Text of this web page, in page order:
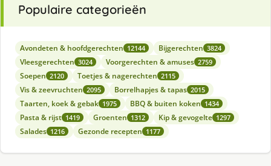
Populaire categorieën
Avondeten & hoofdgerechten 12144 Bijgerechten 3824
Vleesgerechten 3024 Voorgerechten & amuses 2759
Soepen 2120 Toetjes & nagerechten 2115
Vis & zeevruchten 2095 Borrelhapjes & tapas 2015
Taarten, koek & gebak 1975 BBQ & buiten koken 1434
Pasta & rijst 1419 Groenten 1312 Kip & gevogelte 1297
Salades 1216 Gezonde recepten 1177